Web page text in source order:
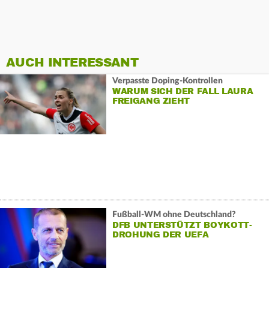
AUCH INTERESSANT
Verpasste Doping-Kontrollen
WARUM SICH DER FALL LAURA
FREIGANG ZIEHT
Fußball-WM ohne Deutschland?
DFB UNTERSTÜTZT BOYKOTT-
DROHUNG DER UEFA